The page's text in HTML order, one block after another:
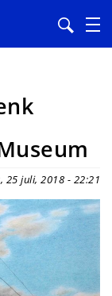
25 juli, 2018 - 22:21